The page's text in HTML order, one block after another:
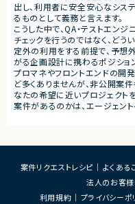
・要件定義 ・基本設計 ・詳細設
ビュー ・運用設計 ・導入支援
■その他補足
・リモート中心
・関西圏顧客対応のため必要に
訪問あり
出し、利用者に安全安心なシス
るものとして義務と言えます。
こうした中で、QA・テストエン
チェックを行うのではなく、ど
定外の利用をする前提で、予想
がる企画設計に携わるポジショ
プロマネやフロントエンドの開
ど多くありませんが、非公開案
なたの希望に近いプロジェクト
案件があるのかは、エージェン
案件リクエストレシピ よくある
法人のお客様
利用規約
プライバシーポ